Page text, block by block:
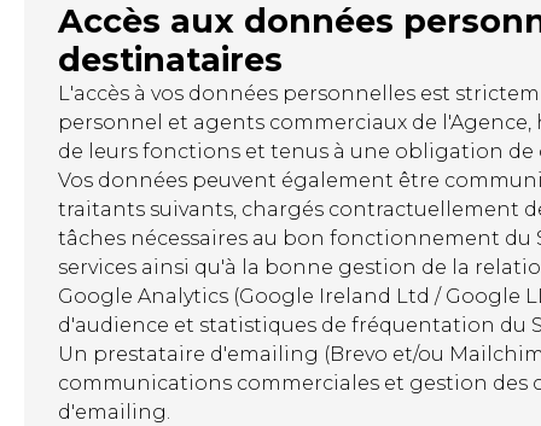
Accès aux données
destinataires
L'accès à vos données personnelles est
personnel et agents commerciaux de
de leurs fonctions et tenus à une obligation
Vos données peuvent également être
traitants suivants, chargés contractuellement
tâches nécessaires au bon fonctionnement du
services ainsi qu'à la bonne gestion de la
Google Analytics (Google Ireland Ltd / Google
d'audience et statistiques de fréquentation du
Un prestataire d'emailing (Brevo et/ou
communications commerciales et gestion des
d'emailing.